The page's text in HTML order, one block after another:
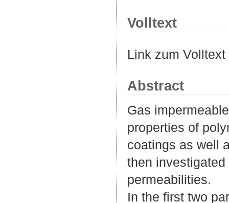
Volltext
Link zum
Abstract
Gas
properties of
coatings as well
then
permeabilities.
In the first two